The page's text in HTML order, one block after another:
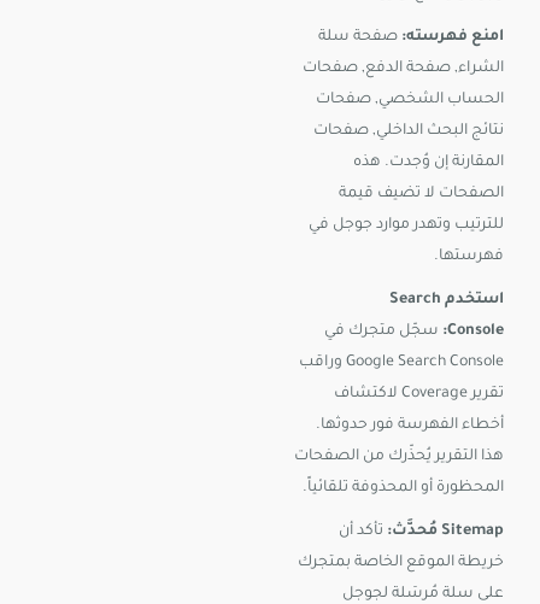
امنع فهرسته: صفحة سلة
الشراء, صفحة الدفع, صفحات
الحساب الشخصي, صفحات
نتائج البحث الداخلي, صفحات
المقارنة إن وُجدت. هذه
الصفحات لا تضيف قيمة
للترتيب وتهدر موارد جوجل في
فهرستها.
استخدم Search
Console: سجّل متجرك في
Google Search Console وراقب
تقرير Coverage لاكتشاف
أخطاء الفهرسة فور حدوثها.
هذا التقرير يُحذّرك من الصفحات
المحظورة أو المحذوفة تلقائياً.
Sitemap مُحدَّث:
تأكد أن
خريطة الموقع الخاصة بمتجرك
على سلة مُرسَلة لجوجل